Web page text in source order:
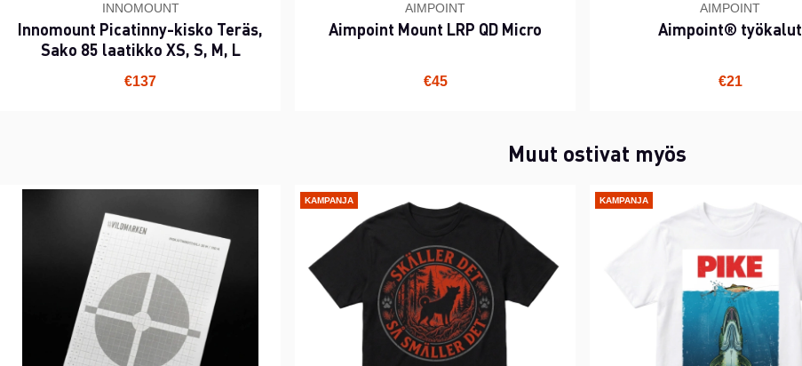
INNOMOUNT
Innomount Picatinny-kisko Teräs,
Sako 85 laatikko XS, S, M, L
€137
AIMPOINT
Aimpoint Mount LRP QD Micro
€45
AIMPOINT
Aimpoint® työkalut
€21
Muut ostivat myös
KAMPANJA KAMPANJA